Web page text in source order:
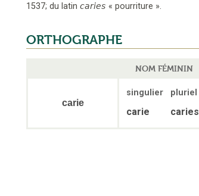
1537; du latin caries « pourriture ».
ORTHOGRAPHE
NOM FÉMININ
carie
singulier pluriel
carie caries